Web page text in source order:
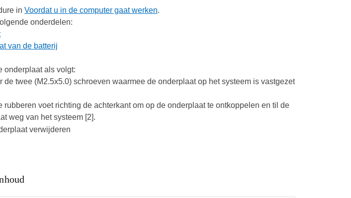
in Voordat u in de computer gaat werken.
onderdelen:
van de batterij
onderplaat als volgt:
de twee (M2.5x5.0) schroeven waarmee de onderplaat op het systeem is vastgezet
rubberen voet richting de achterkant om op de onderplaat te ontkoppelen en til de
weg van het systeem [2].